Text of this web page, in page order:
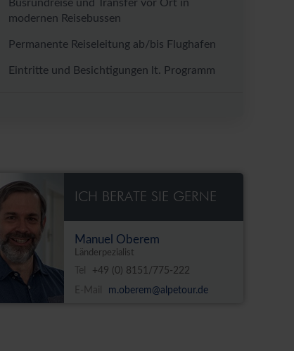
Busrundreise und Transfer vor Ort in
modernen Reisebussen
Permanente Reiseleitung ab/bis Flughafen
Eintritte und Besichtigungen lt. Programm
ICH BERATE SIE GERNE
Manuel Oberem
Länderpezialist
Tel
+49 (0) 8151/775-222
E-Mail
m.oberem@alpetour.de